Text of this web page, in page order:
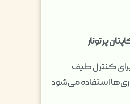
پرتونار
کنترل طیف
استفاده می‌شود